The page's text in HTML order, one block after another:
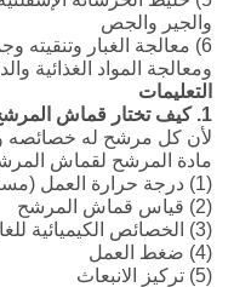
والجير والجص
6) معالجة الغبار وتنقيته
ومعالجة المواد الغذائية
التعليمات
1. كيف تختار قماش المرشح المناسب لشركتك؟
لأن كل مرشح له خصائصه
مادة المرشح لقماش
(1) درجة حرارة العمل (مستمر / ذروة)
(2) قياس قماش المرشح
(3) الخصائص الكيميائية للغاز
(4) ضغط العمل
(5) تركيز الانبعاث